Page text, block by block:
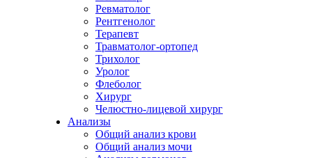
Ревматолог
Рентгенолог
Терапевт
Травматолог-ортопед
Трихолог
Уролог
Флеболог
Хирург
Челюстно-лицевой хирург
Анализы
Общий анализ крови
Общий анализ мочи